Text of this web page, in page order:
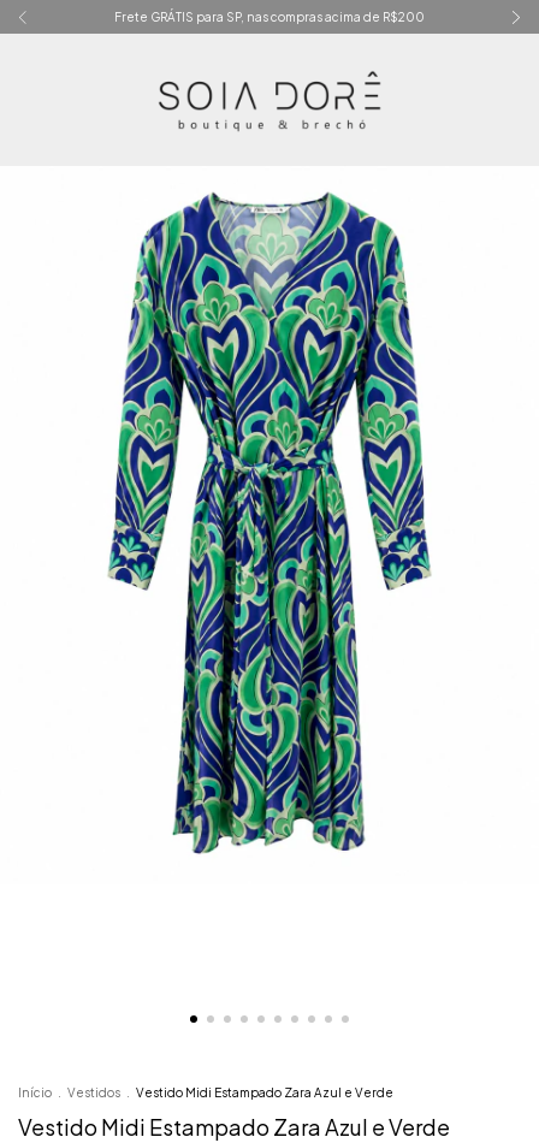
Frete GRÁTIS para SP, nas compras acima de R$200
Início Vestidos Vestido Midi Estampado Zara Azul e Verde
Vestido Midi Estampado Zara Azul e Verde